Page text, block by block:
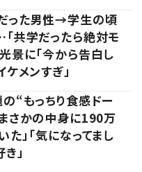
った男性→学生の頃
共学だったら絶対モ
景に「今から告白し
ケメンすぎ」
“もっちり食感ドー
さかの中身に190万
た」「気になってまし
」